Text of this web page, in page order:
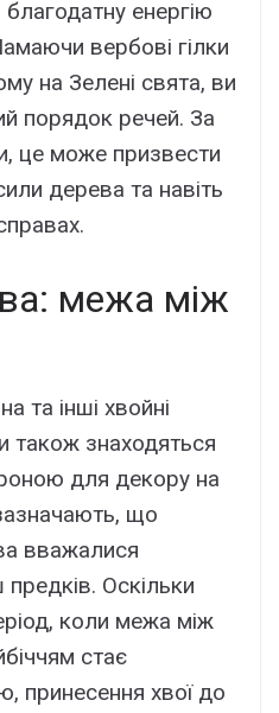
енергію
вербові гілки
на Зелені свята, ви
порядок речей. За
це може призвести
дерева та навіть
межа між
та інші хвойні
також знаходяться
для декору на
що
вважалися
Оскільки
коли межа між
стає
принесення хвої до